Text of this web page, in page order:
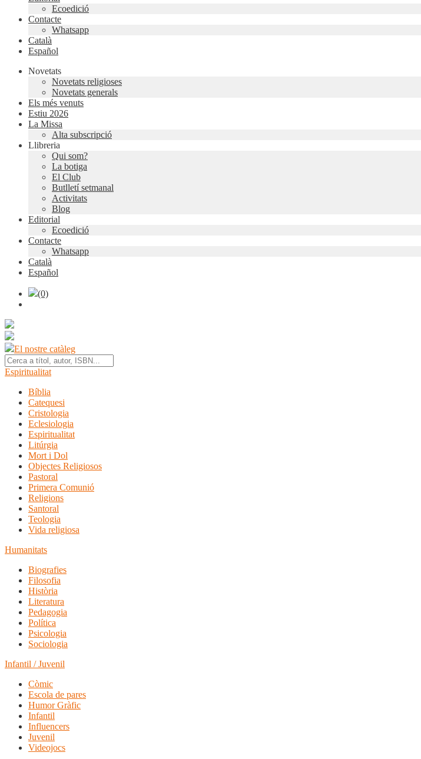
Ecoedició
Contacte
Whatsapp
Català
Español
Novetats
Novetats religioses
Novetats generals
Els més venuts
Estiu 2026
La Missa
Alta subscripció
Llibreria
Qui som?
La botiga
El Club
Butlletí setmanal
Activitats
Blog
Editorial
Ecoedició
Contacte
Whatsapp
Català
Español
(0)
El nostre catàleg
Espiritualitat
Bíblia
Catequesi
Cristologia
Eclesiologia
Espiritualitat
Litúrgia
Mort i Dol
Objectes Religiosos
Pastoral
Primera Comunió
Religions
Santoral
Teologia
Vida religiosa
Humanitats
Biografies
Filosofia
Història
Literatura
Pedagogia
Política
Psicologia
Sociologia
Infantil / Juvenil
Còmic
Escola de pares
Humor Gràfic
Infantil
Influencers
Juvenil
Videojocs